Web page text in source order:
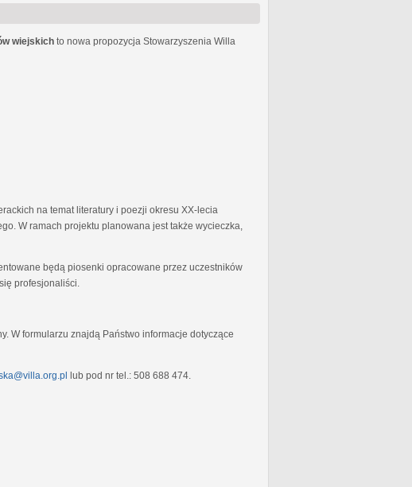
wiejskich to nowa propozycja Stowarzyszenia Willa
na temat literatury i poezji okresu XX-lecia
W ramach projektu planowana jest także wycieczka,
będą piosenki opracowane przez uczestników
profesjonaliści.
W formularzu znajdą Państwo informacje dotyczące
lub pod nr tel.: 508 688 474.